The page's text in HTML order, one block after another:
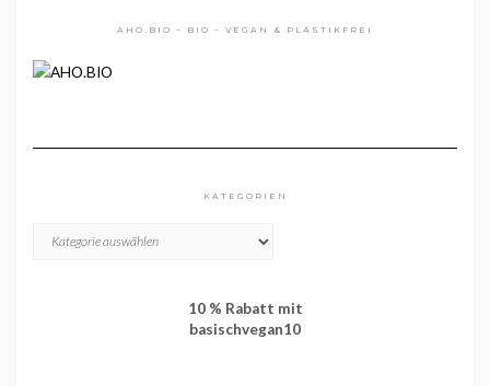
AHO.BIO – BIO – VEGAN & PLASTIKFREI
KATEGORIEN
10 % Rabatt mit
basischvegan10